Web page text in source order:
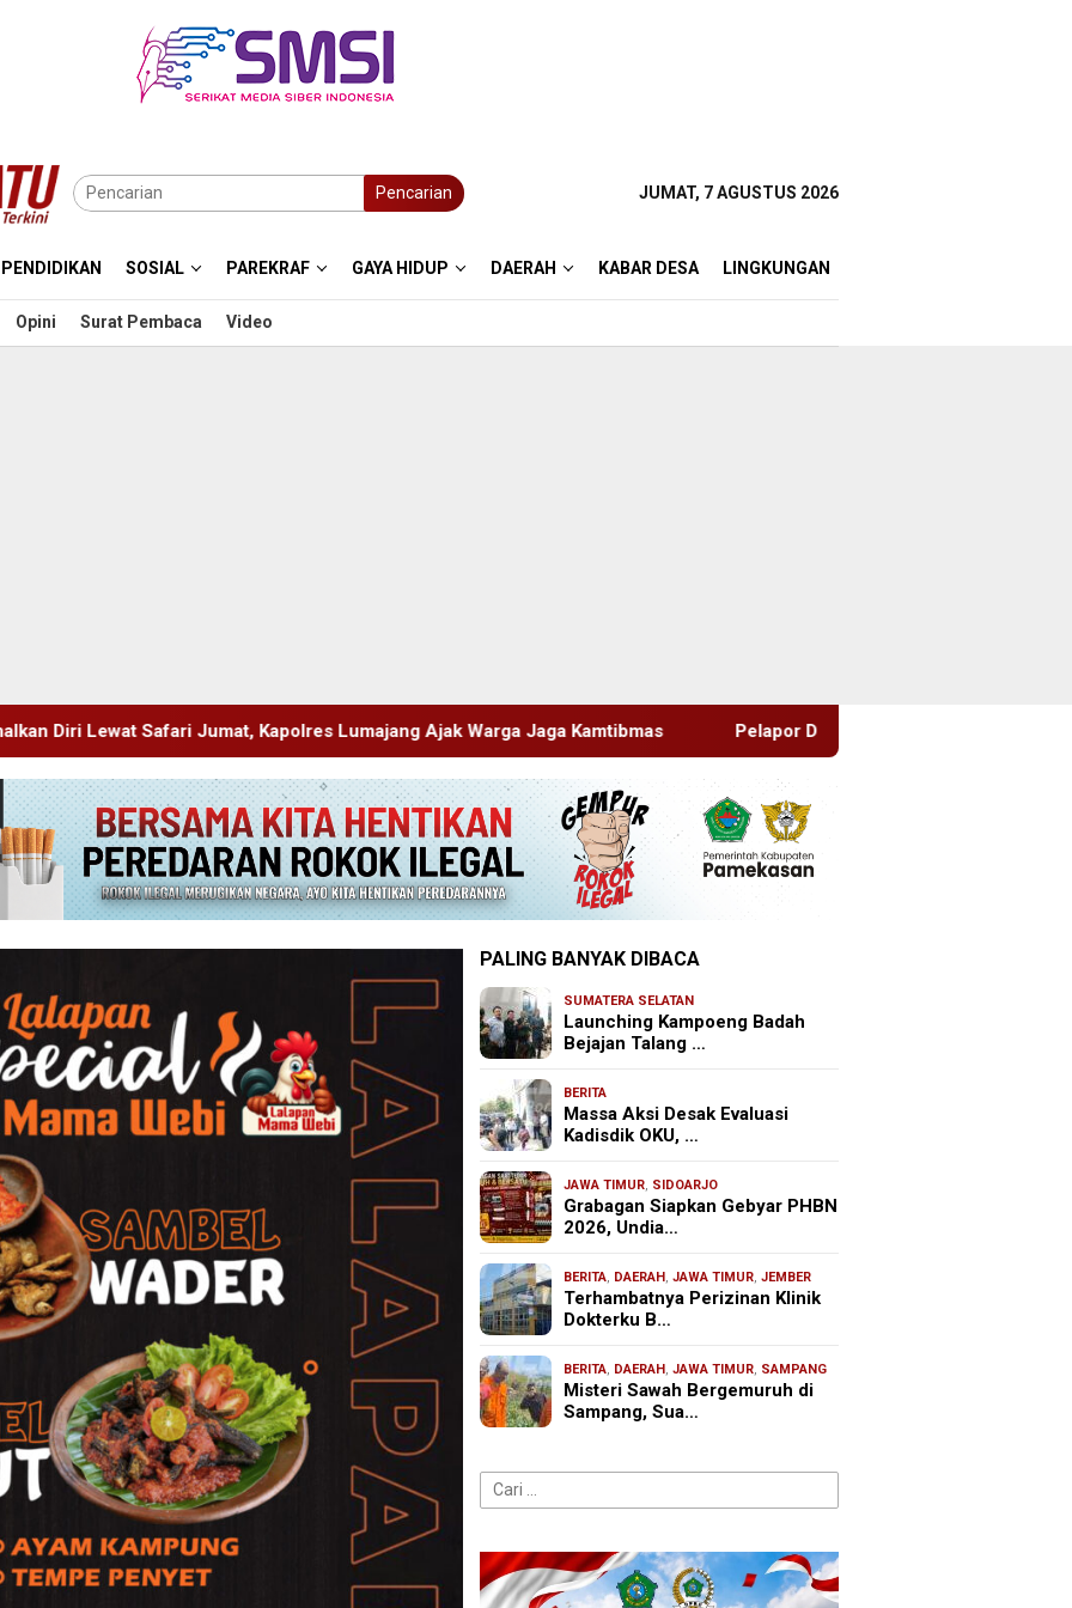
Pencarian JUMAT, 7 AGUSTUS 2026
PENDIDIKAN SOSIAL PAREKRAF GAYA HIDUP DAERAH KABAR DESA LINGKUNGAN
Opini Surat Pembaca Video
Kapolres Lumajang Ajak Warga Jaga Kamtibmas Pelapor Datangi Dua Lembaga, Pemeriksaan Laporan Masih
PALING BANYAK DIBACA
SUMATERA SELATAN
Launching Kampoeng Badah
Bejajan Talang …
BERITA
Massa Aksi Desak Evaluasi
Kadisdik OKU, …
JAWA TIMUR, SIDOARJO
Grabagan Siapkan Gebyar PHBN
2026, Undia…
BERITA, DAERAH ,JAWA TIMUR,JEMBER
Terhambatnya Perizinan Klinik
Dokterku B…
BERITA, DAERAH ,JAWA TIMUR, SAMPANG
Misteri Sawah Bergemuruh di
Sampang, Sua…
Cari
untuk: